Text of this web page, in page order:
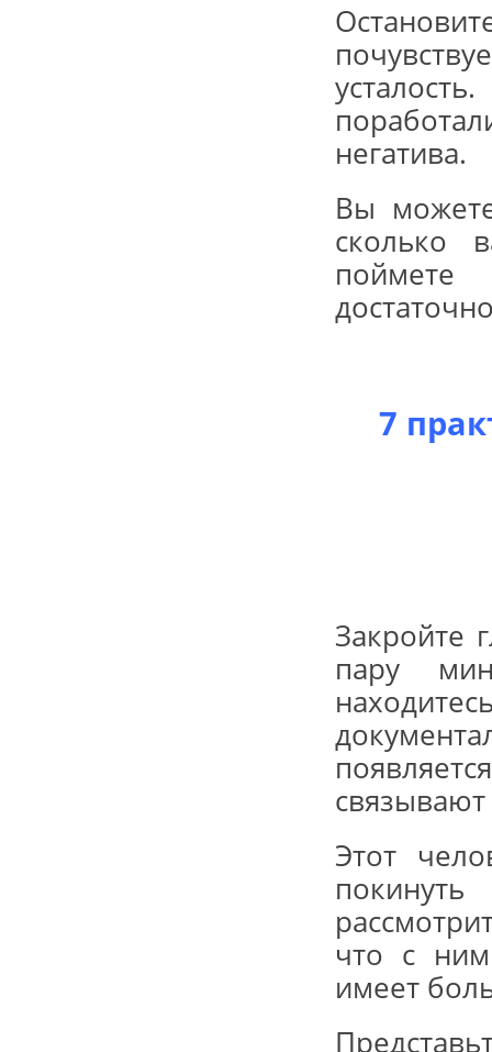
негатива.
Вы
сколько
поймете
7
Закройте
пару
Этот
что с
имеет